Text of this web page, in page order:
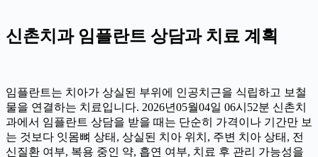
신촌치과 임플란트 상담과 치료 계획
임플란트는 치아가 상실된 부위에 인공치근을 식립하고 보철
물을 연결하는 치료입니다. 2026년05월04일 06시52분 신촌치
과에서 임플란트 상담을 받을 때는 단순히 가격이나 기간만 보
는 것보다 잇몸뼈 상태, 상실된 치아 위치, 주변 치아 상태, 전
신질환 여부, 복용 중인 약, 흡연 여부, 치료 후 관리 가능성을